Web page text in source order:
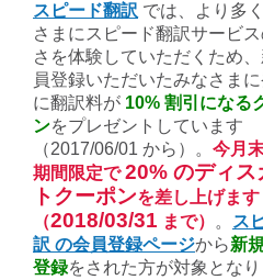
スピード翻訳 では、より多
さまにスピード翻訳サービス
さを体験していただくため
員登録いただいたみなさま
に翻訳料が 10% 割引になる
ンをプレゼントしています
（2017/06/01 から）。 今月
期間限定で20% のディス
トクーポンを差し上げます
（2018/03/31 まで） 。
ス
訳 の会員登録ページから新
登録をされた方が対象となり